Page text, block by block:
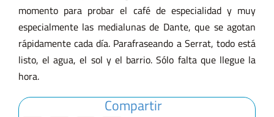
momento para probar el café de especialidad y muy
especialmente las medialunas de Dante, que se agotan
rápidamente cada día. Parafraseando a Serrat, todo está
listo, el agua, el sol y el barrio. Sólo falta que llegue la
hora.
Compartir